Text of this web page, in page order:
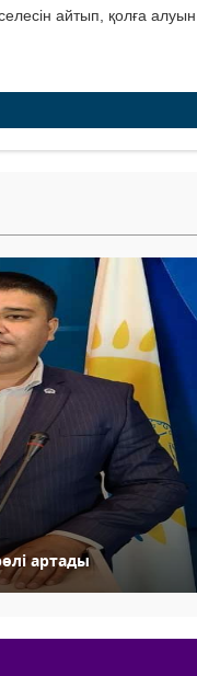
айтып, қолға
артады